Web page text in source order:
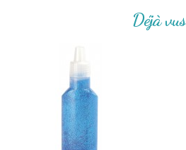
Déjà vus